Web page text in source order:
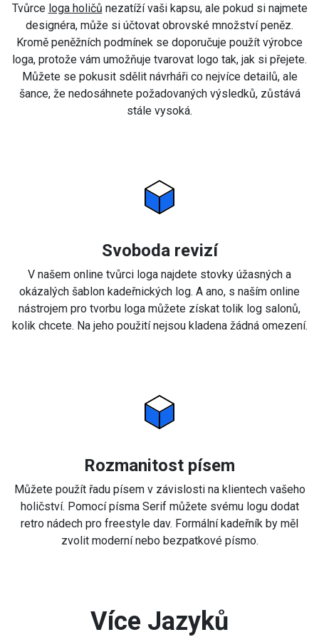
Tvůrce loga holičů nezatíží vaši kapsu, ale pokud si najmete
designéra, může si účtovat obrovské množství peněz.
Kromě peněžních podmínek se doporučuje použít výrobce
loga, protože vám umožňuje tvarovat logo tak, jak si přejete.
Můžete se pokusit sdělit návrháři co nejvíce detailů, ale
šance, že nedosáhnete požadovaných výsledků, zůstává
stále vysoká.
Svoboda revizí
V našem online tvůrci loga najdete stovky úžasných a
okázalých šablon kadeřnických log. A ano, s naším online
nástrojem pro tvorbu loga můžete získat tolik log salonů,
kolik chcete. Na jeho použití nejsou kladena žádná omezení.
Rozmanitost písem
Můžete použít řadu písem v závislosti na klientech vašeho
holičství. Pomocí písma Serif můžete svému logu dodat
retro nádech pro freestyle dav. Formální kadeřník by měl
zvolit moderní nebo bezpatkové písmo.
Více Jazyků